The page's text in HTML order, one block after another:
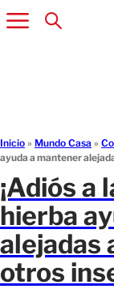
Inicio » Mundo Casa »
ayuda a mantener
¡Adiós a
hierba
alejadas
otros